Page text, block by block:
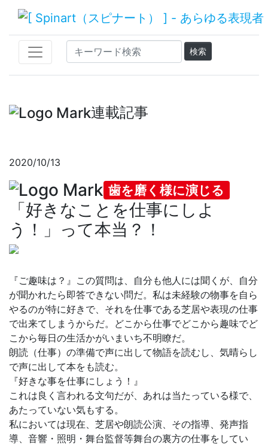
連載記事
2020/10/13
歯を磨く様に演じる
「好きなことを仕事にしよ
う！」って本当？！
『ご趣味は？』この質問は、自分も他人には聞くが、自分
が聞かれたら即答できない問だ。私は未経験の物事を自ら
やるのが特に好きで、それを仕事である芝居や表現の仕事
で出来てしまうからだ。どこから仕事でどこから趣味でど
こから毎日の生活かがいまいち不明瞭だ。
朗読（仕事）の準備で声に出して物語を読むし、気晴らし
で声に出して本をも読む。
『好きな事を仕事にしょう！』
これは良く言われる文句だが、あれは当たっている様で、
あたっていない気もする。
私においては現在、芝居や朗読公演、その指導、発声指
導、音響・照明・舞台監督等舞台の裏方の仕事をしてい